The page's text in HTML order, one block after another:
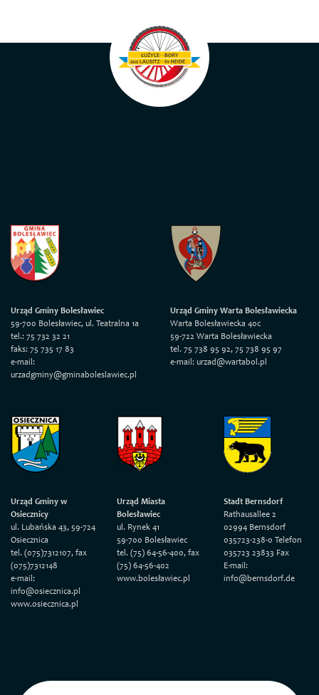
Urząd Gminy Bolesławiec
59-700 Bolesławiec, ul. Teatralna 1a
tel.: 75 732 32 21
faks: 75 735 17 83
e-mail:
urzadgminy@gminaboleslawiec.pl
Urząd Gminy Warta Bolesławiecka
Warta Bolesławiecka 40c
59-722 Warta Bolesławiecka
tel. 75 738 95 92, 75 738 95 97
e-mail: urzad@wartabol.pl
Urząd Gminy w
Osiecznicy
ul. Lubańska 43, 59-724
Osiecznica
tel. (075)7312107, fax
(075)7312148
e-mail:
info@osiecznica.pl
www.osiecznica.pl
Urząd Miasta
Bolesławiec
ul. Rynek 41
59-700 Bolesławiec
tel. (75) 64-56-400, fax
(75) 64-56-402
www.bolesławiec.pl
Stadt Bernsdorf
Rathausallee 2
02994 Bernsdorf
035723-238-0 Telefon
035723 23833 Fax
E-mail:
info@bernsdorf.de